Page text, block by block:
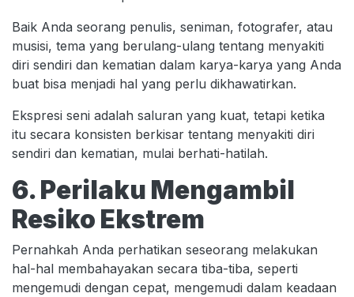
Baik Anda seorang penulis, seniman, fotografer, atau
musisi, tema yang berulang-ulang tentang menyakiti
diri sendiri dan kematian dalam karya-karya yang Anda
buat bisa menjadi hal yang perlu dikhawatirkan.
Ekspresi seni adalah saluran yang kuat, tetapi ketika
itu secara konsisten berkisar tentang menyakiti diri
sendiri dan kematian, mulai berhati-hatilah.
6. Perilaku Mengambil
Resiko Ekstrem
Pernahkah Anda perhatikan seseorang melakukan
hal-hal membahayakan secara tiba-tiba, seperti
mengemudi dengan cepat, mengemudi dalam keadaan